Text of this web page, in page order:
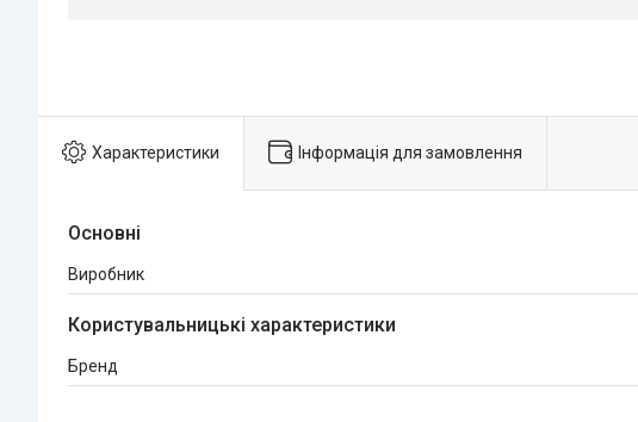
Характеристики Інформація для замовлення
Основні
Виробник
Користувальницькі характеристики
Бренд